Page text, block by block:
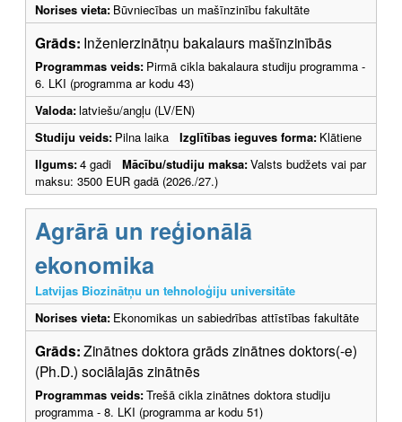
Norises vieta: Būvniecības un mašīnzinību fakultāte
Grāds: Inženierzinātņu bakalaurs mašīnzinībās
Programmas veids: Pirmā cikla bakalaura studiju programma -
6. LKI (programma ar kodu 43)
Valoda:latviešu/angļu (LV/EN)
Studiju veids: Pilna laika Izglītības ieguves forma: Klātiene
Ilgums:4 gadi Mācību/studiju maksa:Valsts budžets vai par
maksu: 3500 EUR gadā (2026./27.)
Agrārā un reģionālā
ekonomika
Latvijas Biozinātņu un tehnoloģiju universitāte
Norises vieta: Ekonomikas un sabiedrības attīstības fakultāte
Grāds:Zinātnes doktora grāds zinātnes doktors(-e)
(Ph.D.) sociālajās zinātnēs
Programmas veids:Trešā cikla zinātnes doktora studiju
programma - 8. LKI (programma ar kodu 51)